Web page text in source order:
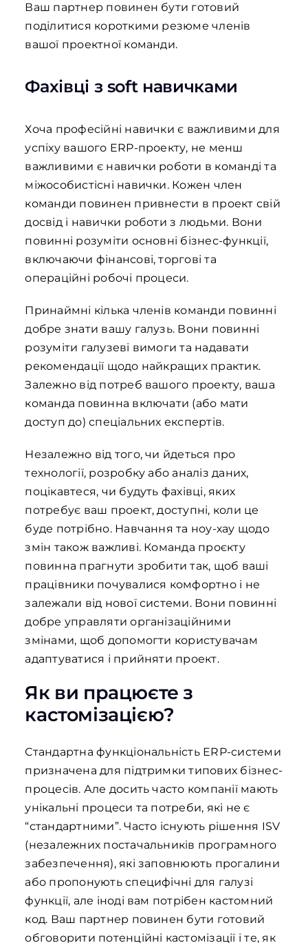
Ваш партнер повинен бути готовий
поділитися короткими резюме членів
вашої проектної команди.
Фахівці з soft навичками
Хоча професійні навички є важливими для
успіху вашого ERP-проекту, не менш
важливими є навички роботи в команді та
міжособистісні навички. Кожен член
команди повинен привнести в проект свій
досвід і навички роботи з людьми. Вони
повинні розуміти основні бізнес-функції,
включаючи фінансові, торгові та
операційні робочі процеси.
Принаймні кілька членів команди повинні
добре знати вашу галузь. Вони повинні
розуміти галузеві вимоги та надавати
рекомендації щодо найкращих практик.
Залежно від потреб вашого проекту, ваша
команда повинна включати (або мати
доступ до) спеціальних експертів.
Незалежно від того, чи йдеться про
технології, розробку або аналіз даних,
поцікавтеся, чи будуть фахівці, яких
потребує ваш проект, доступні, коли це
буде потрібно. Навчання та ноу-хау щодо
змін також важливі. Команда проєкту
повинна прагнути зробити так, щоб ваші
працівники почувалися комфортно і не
залежали від нової системи. Вони повинні
добре управляти організаційними
змінами, щоб допомогти користувачам
адаптуватися і прийняти проект.
Як ви працюєте з
кастомізацією?
Стандартна функціональність ERP-системи
призначена для підтримки типових бізнес-
процесів. Але досить часто компанії мають
унікальні процеси та потреби, які не є
“стандартними”. Часто існують рішення ISV
(незалежних постачальників програмного
забезпечення), які заповнюють прогалини
або пропонують специфічні для галузі
функції, але іноді вам потрібен кастомний
код. Ваш партнер повинен бути готовий
обговорити потенційні кастомізації і те, як